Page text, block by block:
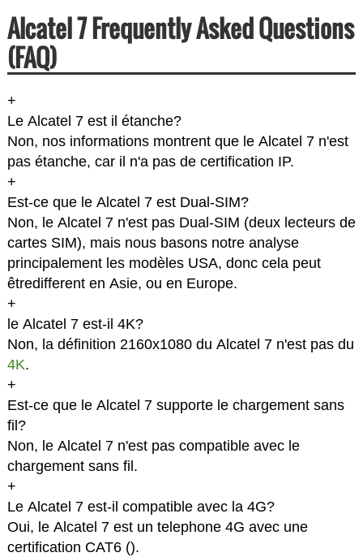
Alcatel 7 Frequently Asked Questions
(FAQ)
+
Le Alcatel 7 est il étanche?
Non, nos informations montrent que le Alcatel 7 n'est
pas étanche, car il n'a pas de certification IP.
+
Est-ce que le Alcatel 7 est Dual-SIM?
Non, le Alcatel 7 n'est pas Dual-SIM (deux lecteurs de
cartes SIM), mais nous basons notre analyse
principalement les modèles USA, donc cela peut
êtredifferent en Asie, ou en Europe.
+
le Alcatel 7 est-il 4K?
Non, la définition 2160x1080 du Alcatel 7 n'est pas du
4K.
+
Est-ce que le Alcatel 7 supporte le chargement sans
fil?
Non, le Alcatel 7 n'est pas compatible avec le
chargement sans fil.
+
Le Alcatel 7 est-il compatible avec la 4G?
Oui, le Alcatel 7 est un telephone 4G avec une
certification CAT6 ().